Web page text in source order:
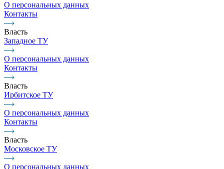
О персональных данных
Контакты
Власть
Западное ТУ
О персональных данных
Контакты
Власть
Ирбитское ТУ
О персональных данных
Контакты
Власть
Московское ТУ
О персональных данных